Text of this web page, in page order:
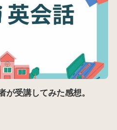
受講してみた感想。